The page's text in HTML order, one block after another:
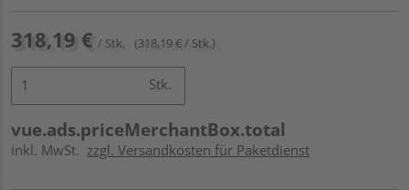
318,19 € / Stk. (318,19 € / Stk.)
Stk.
vue.ads.priceMerchantBox.total
inkl. MwSt. zzgl. Versandkosten für Paketdienst